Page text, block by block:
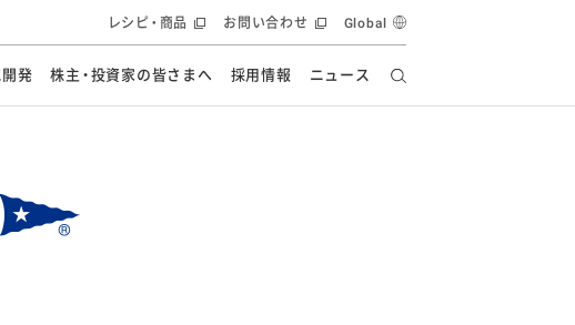
マヨテラス（見学施設）
ガバナンス
発 株主・投資家の皆さまへ
子公告
採用情報 ニュース
レシピ・商品 お問い合わせ Global